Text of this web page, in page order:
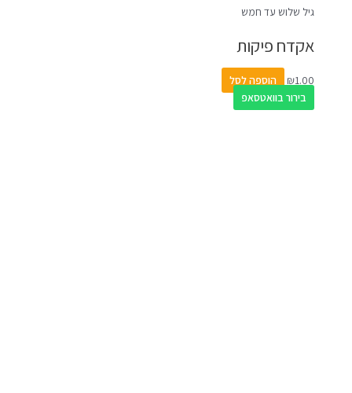
גיל שלוש עד חמש
אקדח פיקות
₪1.00
הוספה לסל
בירור בוואטסאפ